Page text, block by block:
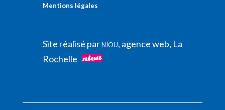
Mentions légales
Site réalisé parNIOU, agence web, La
Rochelle